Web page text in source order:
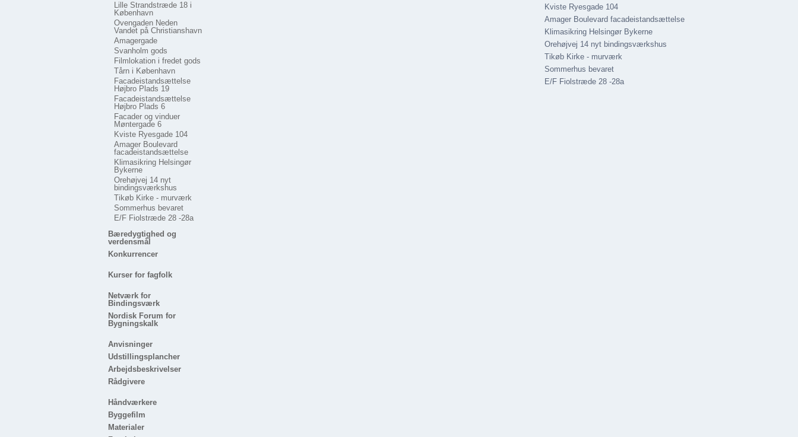
Kviste Ryesgade 104
Amager Boulevard facadeistandsættelse
Klimasikring Helsingør Bykerne
Orehøjvej 14 nyt bindingsværkshus
Tikøb Kirke - murværk
Sommerhus bevaret
E/F Fiolstræde 28 -28a
Lille Strandstræde 18 i
København
Ovengaden Neden
Vandet på Christianshavn
Amagergade
Svanholm gods
Filmlokation i fredet gods
Tårn i København
Facadeistandsættelse
Højbro Plads 19
Facadeistandsættelse
Højbro Plads 6
Facader og vinduer
Møntergade 6
Kviste Ryesgade 104
Amager Boulevard
facadeistandsættelse
Klimasikring Helsingør
Bykerne
Orehøjvej 14 nyt
bindingsværkshus
Tikøb Kirke - murværk
Sommerhus bevaret
E/F Fiolstræde 28 -28a
Bæredygtighed og
verdensmål
Konkurrencer
Kurser for fagfolk
Netværk for
Bindingsværk
Nordisk Forum for
Bygningskalk
Anvisninger
Udstillingsplancher
Arbejdsbeskrivelser
Rådgivere
Håndværkere
Byggefilm
Materialer